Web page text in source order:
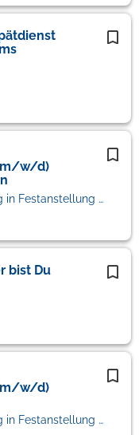
w/d)
VIF Personalberatung # Vermittlung in Festanstellung # Volker Bronheim
bist Du
w/d)
VIF Personalberatung # Vermittlung in Festanstellung # Volker Bronheim